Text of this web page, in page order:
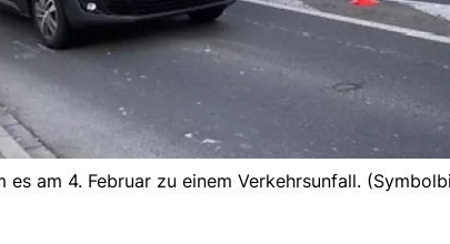
es am 4. Februar zu einem Verkehrsunfall.